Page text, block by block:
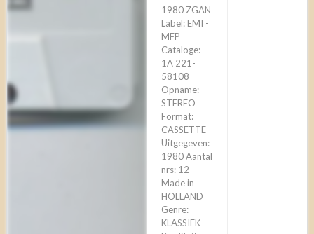
1980 ZGAN
Label: EMI -
MFP
Cataloge:
1A 221-
58108
Opname:
STEREO
Format:
CASSETTE
Uitgegeven:
1980 Aantal
nrs: 12
Made in
HOLLAND
Genre:
KLASSIEK